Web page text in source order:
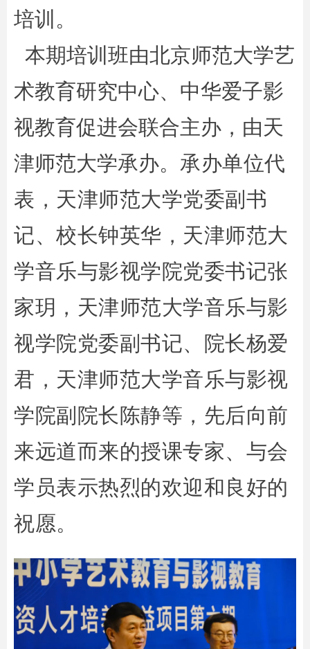
培训。
本期培训班由北京师范大学艺
术教育研究中心、中华爱子影
视教育促进会联合主办，由天
津师范大学承办。 承办单位代
表，天津师范大学党委副书
记、校长钟英华，天津师范大
学音乐与影视学院党委书记张
家玥，天津师范大学音乐与影
视学院党委副书记、院长杨爱
君，天津师范大学音乐与影视
学院副院长陈静等，先后向前
来远道而来的授课专家、与会
学员表示热烈的欢迎和良好的
祝愿。